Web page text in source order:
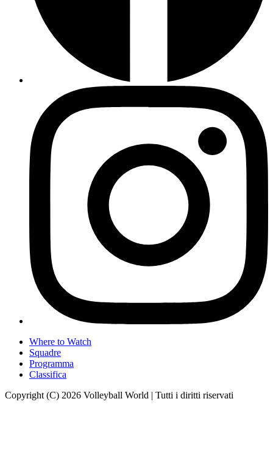
Where to Watch
Squadre
Programma
Classifica
Copyright (C) 2026 Volleyball World | Tutti i diritti riservati